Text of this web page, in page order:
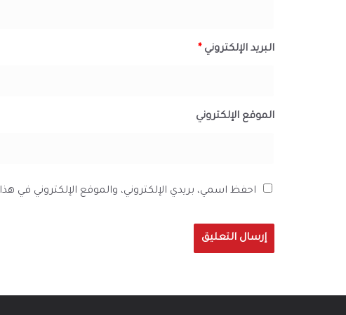
البريد الإلكتروني *
الموقع الإلكتروني
احفظ اسمي، بريدي الإلكتروني، والموقع الإلكتروني في